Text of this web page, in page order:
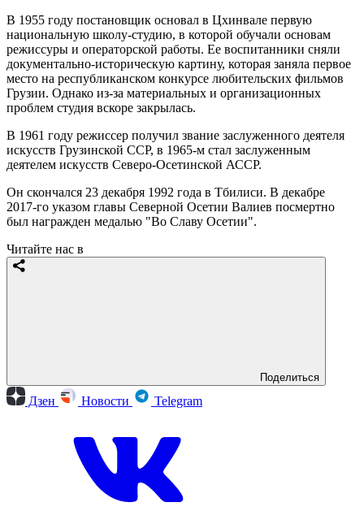
В 1955 году постановщик основал в Цхинвале первую
национальную школу-студию, в которой обучали основам
режиссуры и операторской работы. Ее воспитанники сняли
документально-историческую картину, которая заняла первое
место на республиканском конкурсе любительских фильмов
Грузии. Однако из-за материальных и организационных
проблем студия вскоре закрылась.
В 1961 году режиссер получил звание заслуженного деятеля
искусств Грузинской ССР, в 1965-м стал заслуженным
деятелем искусств Северо-Осетинской АССР.
Он скончался 23 декабря 1992 года в Тбилиси. В декабре
2017-го указом главы Северной Осетии Валиев посмертно
был награжден медалью "Во Славу Осетии".
Читайте нас в
Поделиться
Дзен Новости Telegram